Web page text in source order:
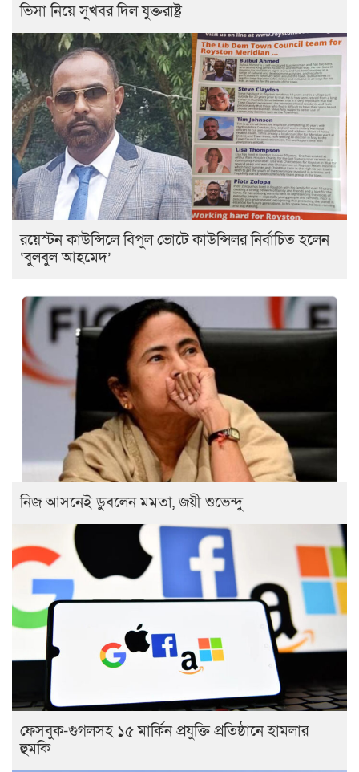
ভিসা নিয়ে সুখবর দিল যুক্তরাষ্ট্র
রয়েস্টন কাউন্সিলে বিপুল ভোটে কাউন্সিলর নির্বাচিত হলেন
‘বুলবুল আহমেদ’
নিজ আসনেই ডুবলেন মমতা, জয়ী শুভেন্দু
ফেসবুক-গুগলসহ ১৫ মার্কিন প্রযুক্তি প্রতিষ্ঠানে হামলার
হুমকি